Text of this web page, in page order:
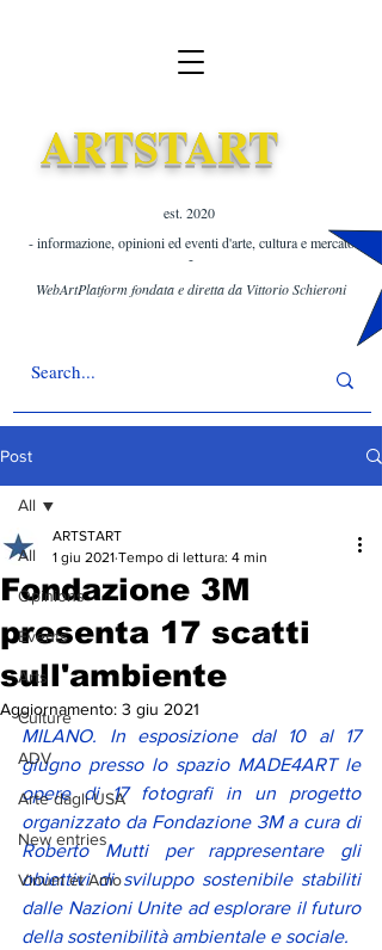
ARTSTART
est. 2020 ​
- informazione, opinioni ed eventi d'arte, cultura e mercato
-
WebArtPlatform fondata e diretta da Vittorio Schieroni
Post
All
Opinions
Events
Arts
Culture
ADV
Arte dagli USA
New entries
Vinum et Amo
All
Fondazione 3M
presenta 17 scatti
sull'ambiente
ARTSTART
1 giu 2021 Tempo di lettura: 4 min
Aggiornamento: 3 giu 2021
MILANO. In esposizione dal 10 al 17
giugno presso lo spazio MADE4ART le
opere di 17 fotografi in un progetto
organizzato da Fondazione 3M a cura di
Roberto Mutti per rappresentare gli
obiettivi di sviluppo sostenibile stabiliti
dalle Nazioni Unite ad esplorare il futuro
della sostenibilità ambientale e sociale.